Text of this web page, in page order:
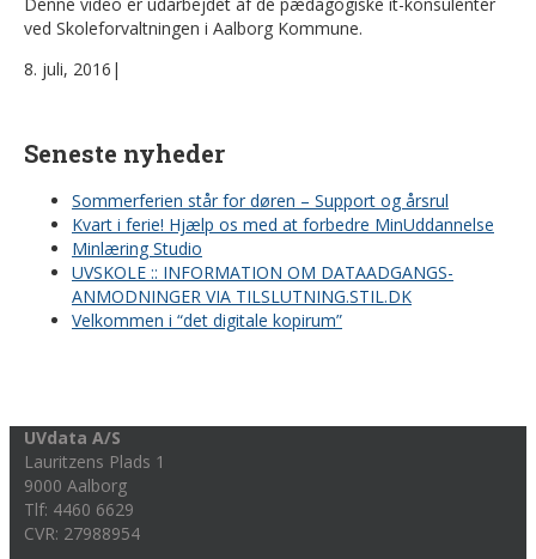
ved Skoleforvaltningen i Aalborg Kommune.
8. juli, 2016 |
Seneste nyheder
Sommerferien står for døren – Support og årsrul
Kvart i ferie! Hjælp os med at forbedre MinUddannelse
Minlæring Studio
UVSKOLE :: INFORMATION OM DATAADGANGS-
ANMODNINGER VIA TILSLUTNING.STIL.DK
Velkommen i “det digitale kopirum”
UVdata A/S
Lauritzens Plads 1
9000 Aalborg
Tlf: 4460 6629
CVR: 27988954